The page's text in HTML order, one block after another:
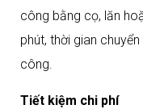
công bằng cọ, lăn
phút, thời gian
công.​
Tiết kiệm chi phí